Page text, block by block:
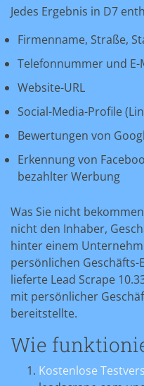
Jedes Ergebnis in D7
Firmenname, Straße,
Telefonnummer und E-
Website-URL
Social-Media-Profile
Bewertungen von
Erkennung von
bezahlter Werbung
Was Sie nicht
nicht den Inhaber,
hinter einem
persönlichen Geschäfts-
lieferte Lead Scrape
mit persönlicher
bereitstellte.
Wie
Kostenlose